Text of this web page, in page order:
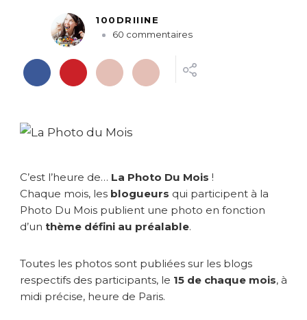
100DRIIINE
60 commentairess
r
L
D
u
M
*
E
C’est l’heure de… La Photo Du Mois !
Chaque mois, les blogueurs qui participent à la
Photo Du Mois publient une photo en fonction
d’un thème défini au préalable.
Toutes les photos sont publiées sur les blogs
respectifs des participants, le 15 de chaque mois, à
midi précise, heure de Paris.